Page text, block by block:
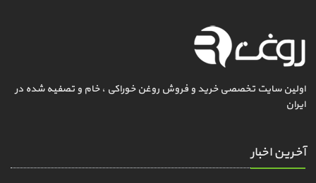
اولین سایت تخصصی خرید و فروش روغن خوراکی ، خام و تصفیه شده در
ایران
آخرین اخبار